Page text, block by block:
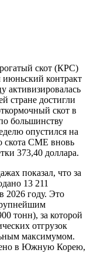
скот (КРС)
июньский контракт
активизировалась
стране достигли
скот в
большинству
опустился на
скота CME вновь
373,40 доллара.
показал, что за
13 211
​​2026 году. Это
тонн), за которой
отгрузок
максимумом.
в Южную Корею,